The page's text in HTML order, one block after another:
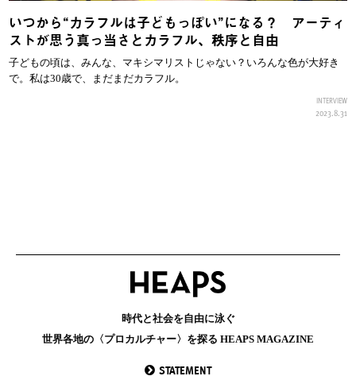
いつから“カラフルは子どもっぽい”になる？ アーティ
ストが思う真っ当さとカラフル、秩序と自由
子どもの頃は、みんな、マキシマリストじゃない？いろんな色が大好き
で。私は30歳で、まだまだカラフル。
INTERVIEW
2023.8.31
時代と社会を自由に泳ぐ
世界各地の〈プロカルチャー〉を探る HEAPS MAGAZINE
STATEMENT